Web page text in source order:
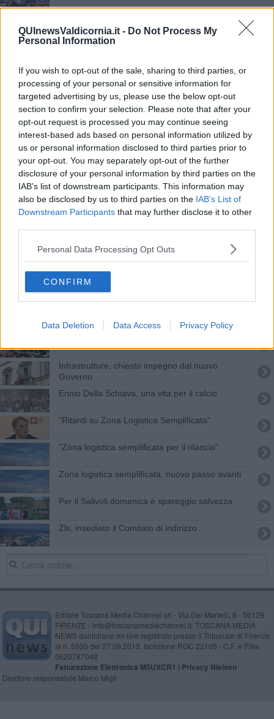
QUInewsValdicornia.it - Do Not Process My
Personal Information
If you wish to opt-out of the sale, sharing to third parties, or
processing of your personal or sensitive information for
targeted advertising by us, please use the below opt-out
section to confirm your selection. Please note that after your
opt-out request is processed you may continue seeing
interest-based ads based on personal information utilized by
us or personal information disclosed to third parties prior to
your opt-out. You may separately opt-out of the further
disclosure of your personal information by third parties on the
IAB’s list of downstream participants. This information may
also be disclosed by us to third parties on the IAB’s List of
Downstream Participants that may further disclose it to other
Personal Data Processing Opt Outs
CONFIRM
Data Deletion Data Access Privacy Policy
Zona Logistica Semplificata, ora accelerare
Zona Logistica Semplificata, Consulta riunita
"Ingiustificabili ritardi sull'istituzione Zls"
Programma Regionale Sviluppo, rilancio della
costa
Bus, cambiano alcuni orari delle partenze
Tirrenica, "ora si passi dagli annunci ai fatti"
Non sparate all'Ibis eremita
Cgil, verso la chiusura dei congressi
Agli operai lasciati a piedi ci pensa la Provincia
Infrastrutture, chiesto impegno dal nuovo
Governo
Ennio Della Schiava, una vita per il calcio
"Ritardi su Zona Logistica Semplificata"
"Zona logistica semplificata per il rilancio"
Zona logistica semplificata, nuovo passo avanti
Per il Salivoli domenica è spareggio salvezza
Zls, insediato il Comitato di indirizzo
Editore Toscana Media Channel srl - Via Dei Martelli, 8 - 50129
FIRENZE - info@toscanamediachannel.it. TOSCANA MEDIA
NEWS quotidiano on line registrato presso il Tribunale di Firenze
al n. 5935 del 27.09.2013. Iscrizione ROC 22105 - C.F. e P.Iva
0620787048
Fatturazione Elettronica M5UXCR1 | Privacy Nielsen
Direttore responsabile Marco Migli